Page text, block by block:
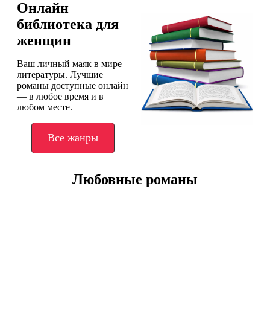
Онлайн
библиотека для
женщин
Ваш личный маяк в мире
литературы. Лучшие
романы доступные онлайн
— в любое время и в
любом месте.
Все жанры
Любовные романы